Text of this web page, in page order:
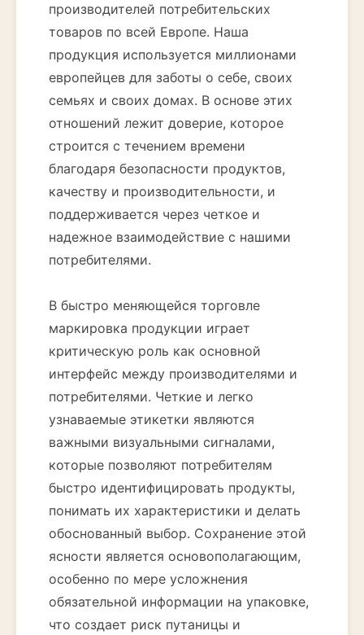
производителей потребительских
товаров по всей Европе. Наша
продукция используется миллионами
европейцев для заботы о себе, своих
семьях и своих домах. В основе этих
отношений лежит доверие, которое
строится с течением времени
благодаря безопасности продуктов,
качеству и производительности, и
поддерживается через четкое и
надежное взаимодействие с нашими
потребителями.
В быстро меняющейся торговле
маркировка продукции играет
критическую роль как основной
интерфейс между производителями и
потребителями. Четкие и легко
узнаваемые этикетки являются
важными визуальными сигналами,
которые позволяют потребителям
быстро идентифицировать продукты,
понимать их характеристики и делать
обоснованный выбор. Сохранение этой
ясности является основополагающим,
особенно по мере усложнения
обязательной информации на упаковке,
что создает риск путаницы и